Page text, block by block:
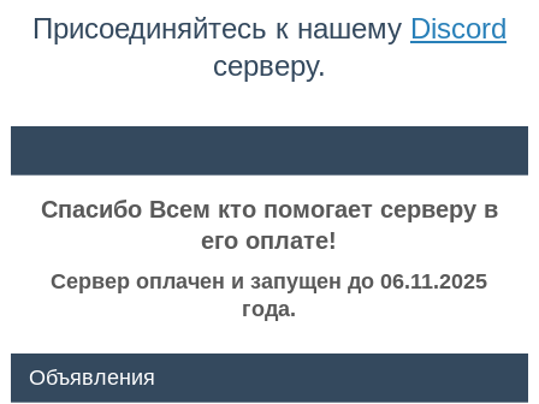
Присоединяйтесь к нашему Discord
серверу.
Спасибо Всем кто помогает серверу в
его оплате!
Сервер оплачен и запущен до 06.11.2025
года.
Объявления